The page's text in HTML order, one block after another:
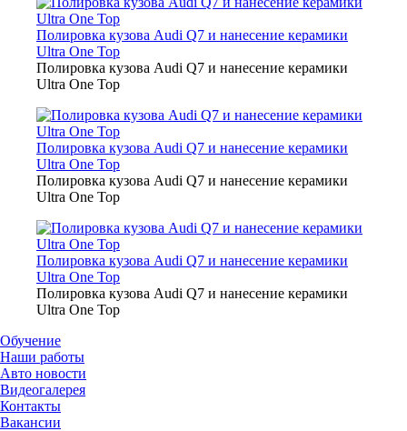
Полировка кузова Audi Q7 и нанесение керамики
Ultra One Top
Полировка кузова Audi Q7 и нанесение керамики
Ultra One Top
Полировка кузова Audi Q7 и нанесение керамики
Ultra One Top
Полировка кузова Audi Q7 и нанесение керамики
Ultra One Top
Полировка кузова Audi Q7 и нанесение керамики
Ultra One Top
Полировка кузова Audi Q7 и нанесение керамики
Ultra One Top
Обучение
Наши работы
Авто новости
Видеогалерея
Контакты
Вакансии